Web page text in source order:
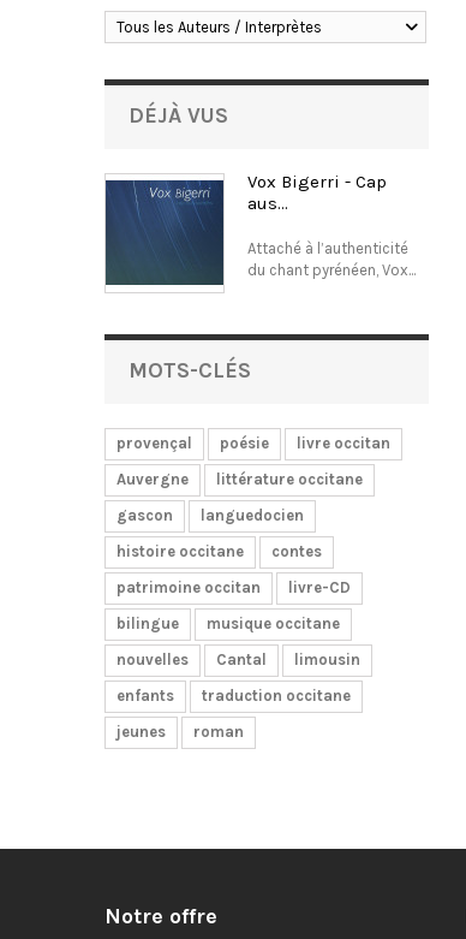
Tous les Auteurs / Interprètes
DÉJÀ VUS
Vox Bigerri - Cap
aus...
Attaché à l’authenticité
du chant pyrénéen, Vox...
MOTS-CLÉS
provençal poésie
livre occitan
Auvergne
littérature occitane
gascon
languedocien
histoire occitane
contes
patrimoine occitan
livre-CD
bilingue
musique occitane
nouvelles
Cantal
limousin
enfants
traduction occitane
jeunes
roman
Notre offre